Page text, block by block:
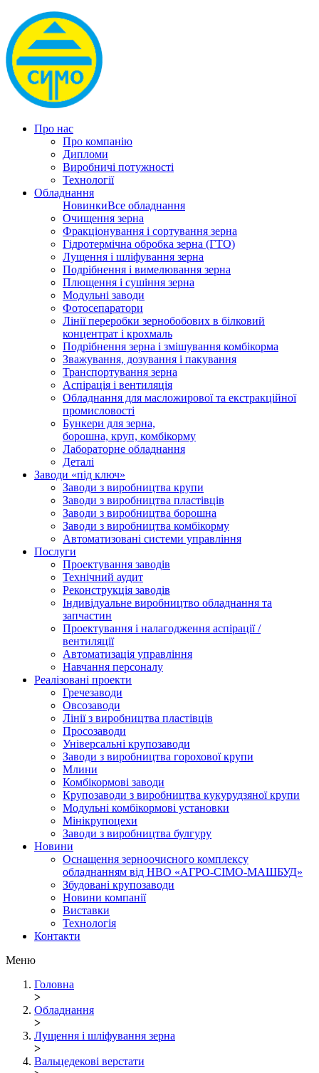
Про нас
Про компанію
Дипломи
Виробничі потужності
Технології
Обладнання
НовинкиВсе обладнання
Очищення зерна
Фракціонування і сортування зерна
Гідротермічна обробка зерна (ГТО)
Лущення і шліфування зерна
Подрібнення і вимелювання зерна
Плющення і сушіння зерна
Модульні заводи
Фотосепаратори
Лінії переробки зернобобових в білковий
концентрат і крохмаль
Подрібнення зерна і змішування комбікорма
Зважування, дозування і пакування
Транспортування зерна
Аспірація і вентиляція
Обладнання для масложирової та екстракційної
промисловості
Бункери для зерна,
борошна, круп, комбікорму
Лабораторне обладнання
Деталі
Заводи «під ключ»
Заводи з виробництва крупи
Заводи з виробництва пластівців
Заводи з виробництва борошна
Заводи з виробництва комбікорму
Автоматизовані системи управління
Послуги
Проектування заводів
Технічний аудит
Реконструкція заводів
Індивідуальне виробництво обладнання та
запчастин
Проектування і налагодження аспірації /
вентиляції
Автоматизація управління
Навчання персоналу
Реалізовані проекти
Гречезаводи
Овсозаводи
Лінії з виробництва пластівців
Просозаводи
Універсальні крупозаводи
Заводи з виробництва горохової крупи
Млини
Комбікормові заводи
Крупозаводи з виробництва кукурудзяної крупи
Модульні комбікормові установки
Мінікрупоцехи
Заводи з виробництва булгуру
Новини
Оснащення зерноочисного комплексу
обладнанням від НВО «АГРО-СІМО-МАШБУД»
Збудовані крупозаводи
Новини компанії
Виставки
Технологія
Контакти
Меню
Головна
>
Обладнання
>
Лущення і шліфування зерна
>
Вальцедекові верстати